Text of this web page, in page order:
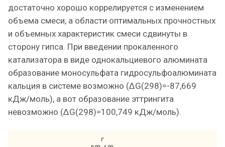
достаточно хорошо коррелируется с изменением
объема смеси, а области оптимальных прочностных
и объемных характеристик смеси сдвинуты в
сторону гипса. При введении прокаленного
катализатора в виде однокальциевого алюмината
образование моносульфата гидросульфоалюмината
кальция в системе возможно (ΔG(298)=-87,669
кДж/моль), а вот образование эттрингита
невозможно (ΔG(298)=100,749 кДж/моль).